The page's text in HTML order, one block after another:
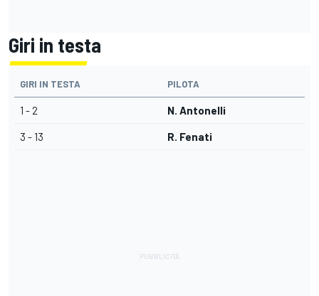
Giri in testa
GIRI IN TESTA PILOTA
1 - 2 N. Antonelli
3 - 13 R. Fenati